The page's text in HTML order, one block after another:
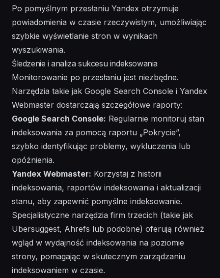
Po pomyślnym przesłaniu Yandex otrzymuje
powiadomienia w czasie rzeczywistym, umożliwiając
szybkie wyświetlanie stron w wynikach
wyszukiwania.
Śledzenie i analiza sukcesu indeksowania
Monitorowanie po przesłaniu jest niezbędne.
Narzędzia takie jak Google Search Console i Yandex
Webmaster dostarczają szczegółowe raporty:
Google Search Console: Regularnie monitoruj stan
indeksowania za pomocą raportu „Pokrycie”,
szybko identyfikując problemy, wykluczenia lub
opóźnienia.
Yandex Webmaster: Korzystaj z historii
indeksowania, raportów indeksowania i aktualizacji
stanu, aby zapewnić pomyślne indeksowanie.
Specjalistyczne narzędzia firm trzecich (takie jak
Ubersuggest, Ahrefs lub podobne) oferują również
wgląd w wydajność indeksowania na poziomie
strony, pomagając w skutecznym zarządzaniu
indeksowaniem w czasie.